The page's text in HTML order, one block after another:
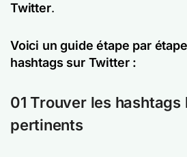
Twitter.
Voici un guide étape par
hashtags sur Twitter :
01 Trouver les hashtags
pertinents